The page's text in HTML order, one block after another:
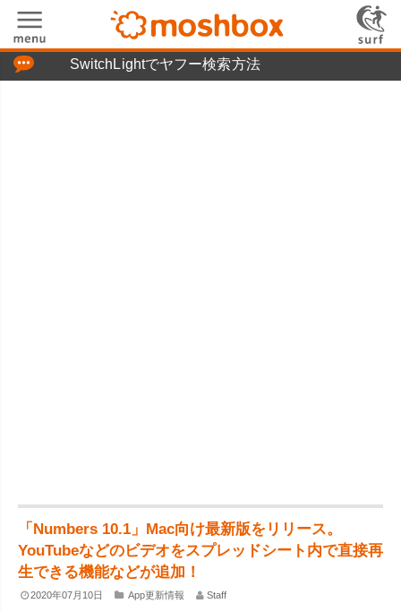
SwitchLightでヤフー検索方法
「Numbers 10.1」Mac向け最新版をリリース。
YouTubeなどのビデオをスプレッドシート内で直接再
生できる機能などが追加！
2020年07月10日 App更新情報 Staff
「つぶやき」の使い方